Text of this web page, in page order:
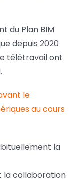
du Plan BIM
depuis 2020
télétravail ont
le
au cours
la
la collaboration